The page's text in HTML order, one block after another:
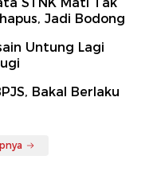
Jadi Bodong
Untung Lagi
Bakal Berlaku